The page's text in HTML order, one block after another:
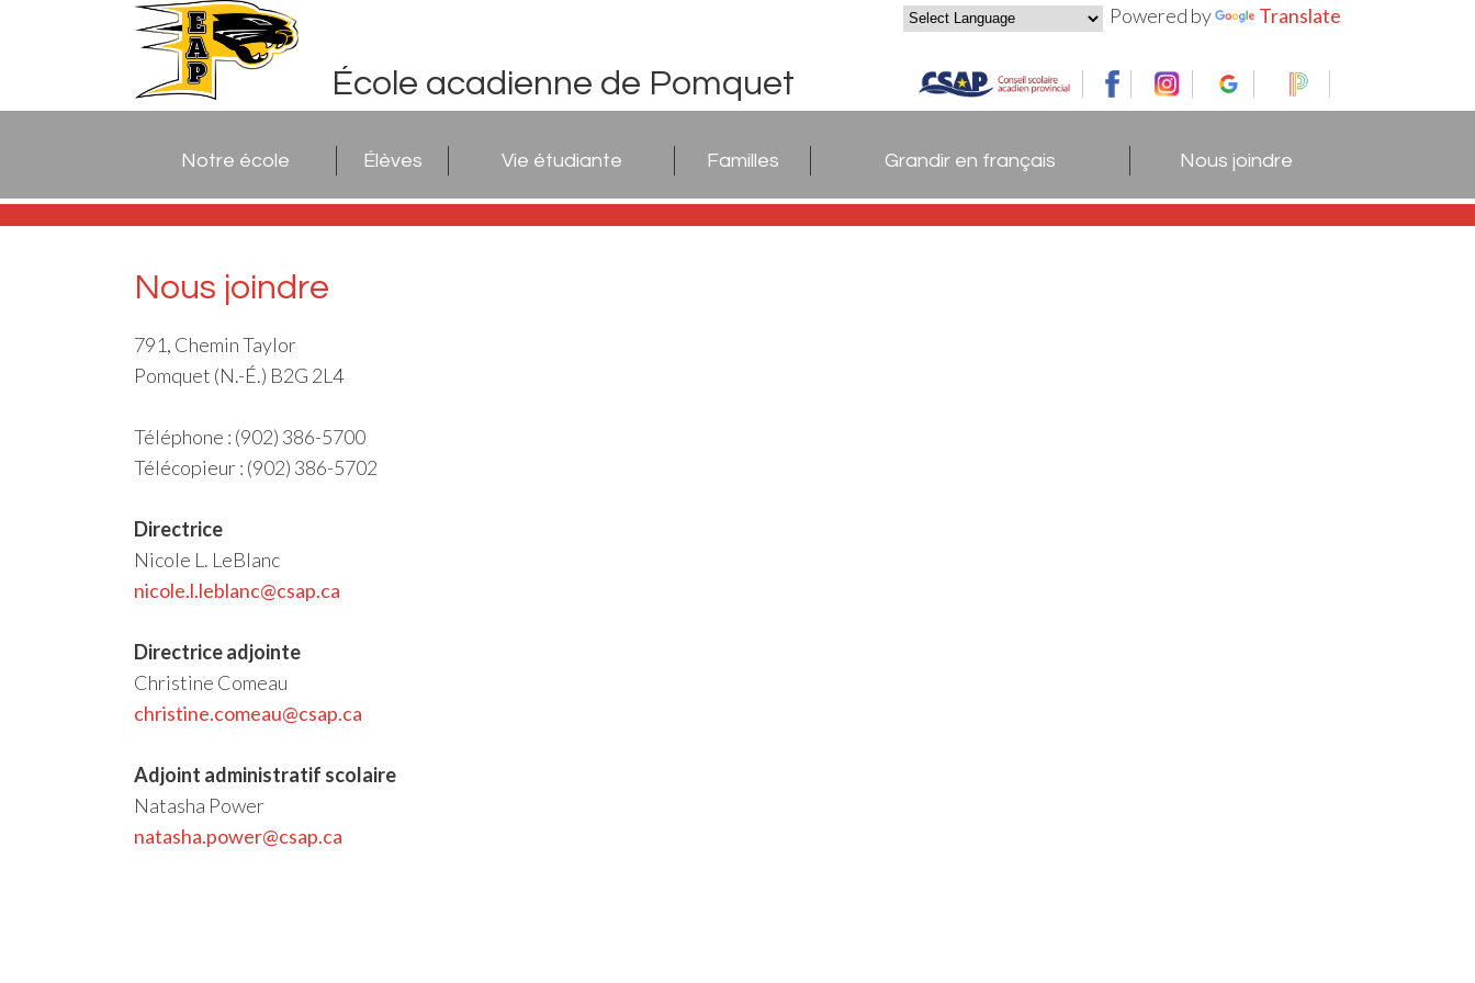
Powered by Translate
École acadienne de Pomquet
Notre école Élèves Vie étudiante Familles Grandir en français Nous joindre
Nous joindre
791, Chemin Taylor
Pomquet (N.-É.) B2G 2L4
Téléphone : (902) 386-5700
Télécopieur : (902) 386-5702
Directrice
Nicole L. LeBlanc
nicole.l.leblanc@csap.ca
Directrice adjointe
Christine Comeau
christine.comeau@csap.ca
Adjoint administratif scolaire
Natasha Power
natasha.power@csap.ca